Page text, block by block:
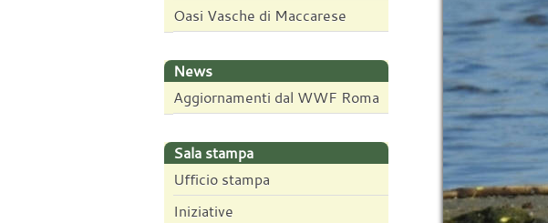
Oasi Vasche di Maccarese
News
Aggiornamenti dal WWF Roma
Sala stampa
Ufficio stampa
Iniziative